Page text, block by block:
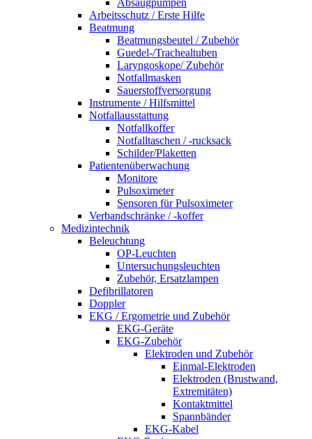
Absaugpumpen
Arbeitsschutz / Erste Hilfe
Beatmung
Beatmungsbeutel / Zubehör
Guedel-/Trachealtuben
Laryngoskope/ Zubehör
Notfallmasken
Sauerstoffversorgung
Instrumente / Hilfsmittel
Notfallausstattung
Notfallkoffer
Notfalltaschen / -rucksack
Schilder/Plaketten
Patientenüberwachung
Monitore
Pulsoximeter
Sensoren für Pulsoximeter
Verbandschränke / -koffer
Medizintechnik
Beleuchtung
OP-Leuchten
Untersuchungsleuchten
Zubehör, Ersatzlampen
Defibrillatoren
Doppler
EKG / Ergometrie und Zubehör
EKG-Geräte
EKG-Zubehör
Elektroden und Zubehör
Einmal-Elektroden
Elektroden (Brustwand,
Extremitäten)
Kontaktmittel
Spannbänder
EKG-Kabel